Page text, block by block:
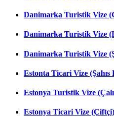
Danimarka Turistik Vize
Danimarka Turistik Vize
Danimarka Turistik Vize
Estonta Ticari Vize (Şahıs
Estonya Turistik Vize
Estonya Ticari Vize (Çiftçi)